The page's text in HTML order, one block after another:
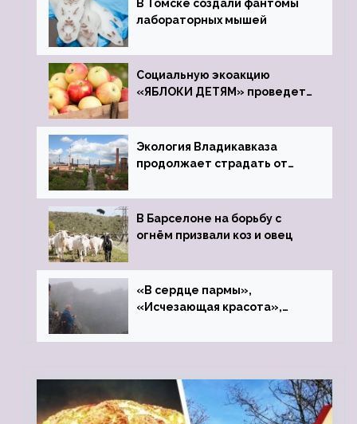
В Томске создали фантомы
лабораторных мышей
Социальную экоакцию
«ЯБЛОКИ ДЕТЯМ» проведет
Экология Владикавказа
продолжает страдать от
В Барселоне на борьбу с
огнём призвали коз и овец
«В сердце пармы»,
«Исчезающая красота»,